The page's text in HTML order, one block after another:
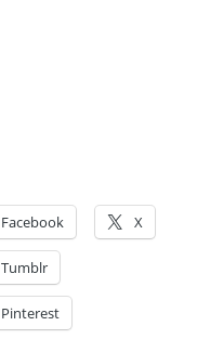
Facebook X
Tumblr
Pinterest